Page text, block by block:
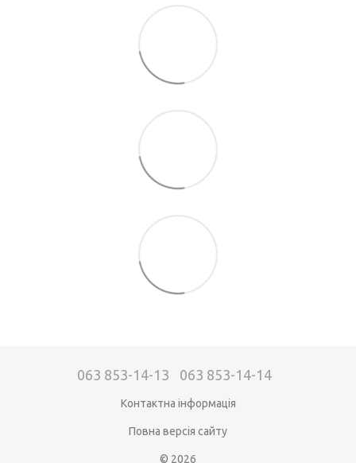
063 853-14-13 063 853-14-14
Контактна інформація
Повна версія сайту
© 2026